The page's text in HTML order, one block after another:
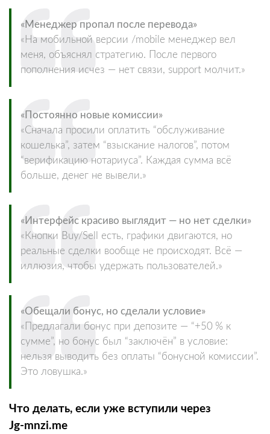
«Менеджер пропал после перевода»
«На мобильной версии /mobile менеджер вел
меня, объяснял стратегию. После первого
пополнения исчез — нет связи, support молчит.»
«Постоянно новые комиссии»
«Сначала просили оплатить “обслуживание
кошелька”, затем “взыскание налогов”, потом
“верификацию нотариуса”. Каждая сумма всё
больше, денег не вывели.»
«Интерфейс красиво выглядит — но нет сделки»
«Кнопки Buy/Sell есть, графики двигаются, но
реальные сделки вообще не происходят. Всё —
иллюзия, чтобы удержать пользователей.»
«Обещали бонус, но сделали условие»
«Предлагали бонус при депозите — “+50 % к
сумме”, но бонус был “заключён” в условие:
нельзя выводить без оплаты “бонусной комиссии”.
Это ловушка.»
Что делать, если уже вступили через
Jg‑mnzi.me